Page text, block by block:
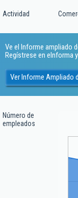
Actividad
Ve el Informe ampliado
Regístrese en eInforma
Ver Informe Ampliado
Número de
empleados